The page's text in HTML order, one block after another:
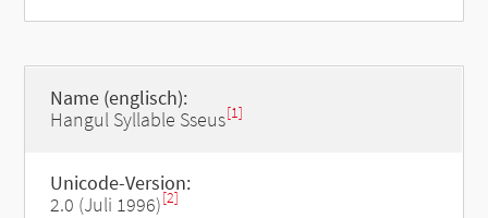
Name (englisch):
Hangul Syllable Sseus[1]
Unicode-Version:
2.0 (Juli 1996)[2]